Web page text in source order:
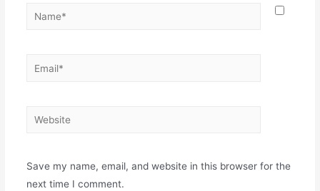
Name*
Email*
Website
Save my name, email, and website in this browser for the
next time I comment.